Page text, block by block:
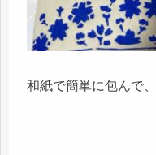
和紙で簡単に包んで